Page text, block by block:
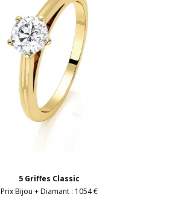
5 Griffes Classic
Prix Bijou + Diamant : 1054 €